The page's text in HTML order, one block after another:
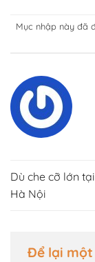
Mục nhập này đã
Dù che cỡ lớn
Hà Nội
Để lại một